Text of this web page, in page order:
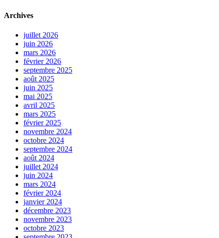
Archives
juillet 2026
juin 2026
mars 2026
février 2026
septembre 2025
août 2025
juin 2025
mai 2025
avril 2025
mars 2025
février 2025
novembre 2024
octobre 2024
septembre 2024
août 2024
juillet 2024
juin 2024
mars 2024
février 2024
janvier 2024
décembre 2023
novembre 2023
octobre 2023